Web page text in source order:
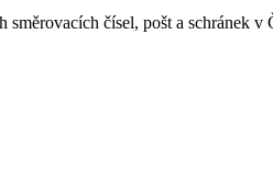
směrovacích čísel, pošt a schránek v